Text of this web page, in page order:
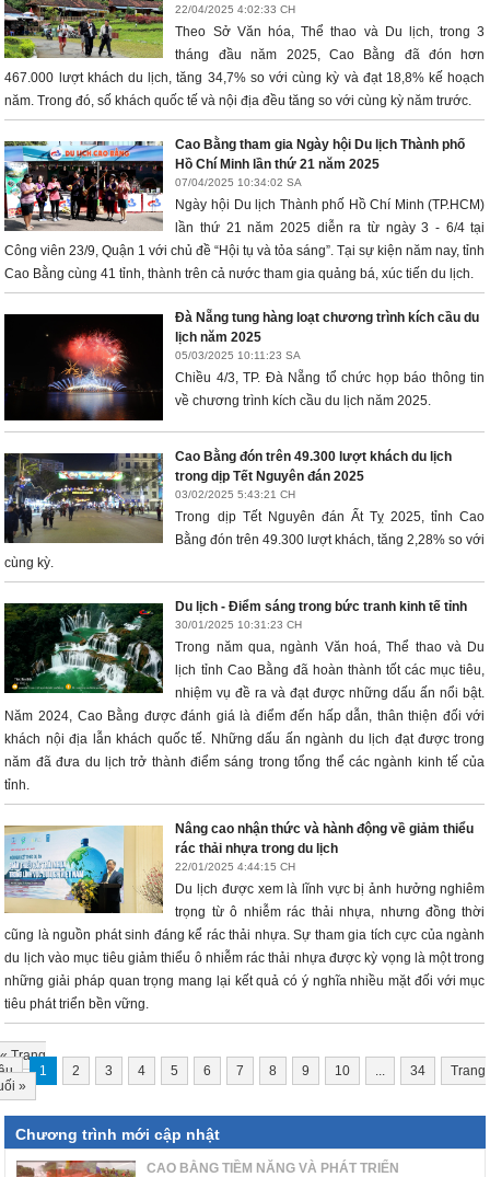
22/04/2025 4:02:33 CH
Theo Sở Văn hóa, Thể thao và Du lịch, trong 3
tháng đầu năm 2025, Cao Bằng đã đón hơn
467.000 lượt khách du lịch, tăng 34,7% so với cùng kỳ và đạt 18,8% kế hoạch
năm. Trong đó, số khách quốc tế và nội địa đều tăng so với cùng kỳ năm trước.
Cao Bằng tham gia Ngày hội Du lịch Thành phố
Hồ Chí Minh lần thứ 21 năm 2025
07/04/2025 10:34:02 SA
Ngày hội Du lịch Thành phố Hồ Chí Minh (TP.HCM)
lần thứ 21 năm 2025 diễn ra từ ngày 3 - 6/4 tại
Công viên 23/9, Quận 1 với chủ đề “Hội tụ và tỏa sáng”. Tại sự kiện năm nay, tỉnh
Cao Bằng cùng 41 tỉnh, thành trên cả nước tham gia quảng bá, xúc tiến du lịch.
Đà Nẵng tung hàng loạt chương trình kích cầu du
lịch năm 2025
05/03/2025 10:11:23 SA
Chiều 4/3, TP. Đà Nẵng tổ chức họp báo thông tin
về chương trình kích cầu du lịch năm 2025.
Cao Bằng đón trên 49.300 lượt khách du lịch
trong dịp Tết Nguyên đán 2025
03/02/2025 5:43:21 CH
Trong dịp Tết Nguyên đán Ất Tỵ 2025, tỉnh Cao
Bằng đón trên 49.300 lượt khách, tăng 2,28% so với
cùng kỳ.
Du lịch - Điểm sáng trong bức tranh kinh tế tỉnh
30/01/2025 10:31:23 CH
Trong năm qua, ngành Văn hoá, Thể thao và Du
lịch tỉnh Cao Bằng đã hoàn thành tốt các mục tiêu,
nhiệm vụ đề ra và đạt được những dấu ấn nổi bật.
Năm 2024, Cao Bằng được đánh giá là điểm đến hấp dẫn, thân thiện đối với
khách nội địa lẫn khách quốc tế. Những dấu ấn ngành du lịch đạt được trong
năm đã đưa du lịch trở thành điểm sáng trong tổng thể các ngành kinh tế của
tỉnh.
Nâng cao nhận thức và hành động về giảm thiểu
rác thải nhựa trong du lịch
22/01/2025 4:44:15 CH
Du lịch được xem là lĩnh vực bị ảnh hưởng nghiêm
trọng từ ô nhiễm rác thải nhựa, nhưng đồng thời
cũng là nguồn phát sinh đáng kể rác thải nhựa. Sự tham gia tích cực của ngành
du lịch vào mục tiêu giảm thiểu ô nhiễm rác thải nhựa được kỳ vọng là một trong
những giải pháp quan trọng mang lại kết quả có ý nghĩa nhiều mặt đối với mục
tiêu phát triển bền vững.
«Trang
1 2 3 4 5 6 7 8 9 10 ... 34
Trang
»
Chương trình mới cập nhật
CAO BẰNG TIỀM NĂNG VÀ PHÁT TRIỂN